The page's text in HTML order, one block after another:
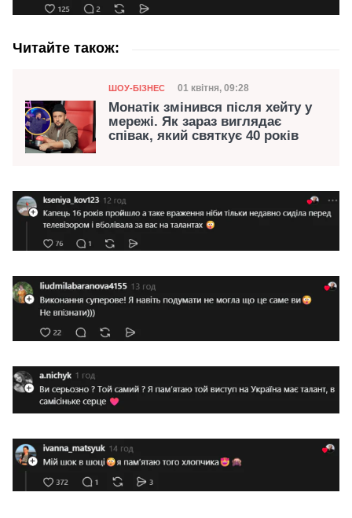
Читайте також:
Категорія
ШОУ-БІЗНЕС Дата публікації
01 квітня, 09:28
Монатік змінився після хейту у
мережі. Як зараз виглядає
співак, який святкує 40 років